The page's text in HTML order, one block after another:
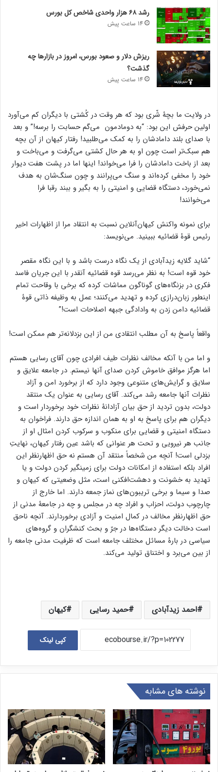
رشد ۶۸ هزار واحدی شاخص کل بورس
14 ساعت پیش
ریزش دلار و صعود بورس، امروز در بازارها چه
گذشت؟
14 ساعت پیش
در ولایت ما بچۀ شّری بود که هر وقت در کُشتی با دیگران کم می‌آورد
اولین حرفش این بود: “به دومادمون می‌گم حسابت را برسه!” و بعد
با صدای بلند دامادشان را به کمک می‌طلبید! رفتار کیهان از آن بچه
هم سبک‌تر است چون او به هر حال کشتی می‌گرفت و می‌باخت و
بعد از باخت دامادشان را فرا می‌خواند! اینها اما در پشت هفت دیوار
خود را مخفی کرده‌اند و سنگ می‌پرانند و چون سنگ‌شان به هدف
نمی‌خورد، دستگاه قضایی و امنیتی را به بگیر و ببند رقبا فرا
می‌خوانند!
برای نمونه واکنش کیهان‌آنلاین نسبت به انتقاد مرا از اظهارات اخیر
رئیس قوۀ قضائیه ببینید. می‌نویسد:
“شاید گلایه زیدآبادی از یک نگاه درست باشد و با این نگاه مقصر
خود قوه است! به نظر می‌رسد قوه قضائیه آنقدر با این جریان فاسد
فکری در بزنگاه‌های گوناگون مماشات کرده که برخی با وقاحت تمام
اینطور زبان‌درازی کرده و تهدید می‌کنند؛ عمل به وظیفه ذاتی قوۀ
قضائیه دامن زدن به وادادگی جبهه اصلاحات است!”
واقعاً پاسخ به آن مطلب انتقادی من از این بزدلانه‌تر هم ممکن است!
و اما من با آنکه مخالف نظرات طیف افرادی چون آقای رسایی هستم
اما هرگز موافق خاموش کردن صدای آنها نیستم. در جامعه علایق و
سلایق و گرایش‌های متنوعی وجود دارد که از برخورد امن و آزاد
نظرات آنها جامعه رشد می‌کند. آقای رسایی به عنوان یک منتقد
دولت، بدون تردید از حق بیان آزادانۀ نظرات خود برخوردار است و
دیگران هم برای پاسخ به او به همان اندازه حق دارند. فراخوان به
دستگاه امنیتی و قضایی برای منکوب و سرکوب کردن امثال او از
جانب هر نیرویی و تحت هر عنوانی که باشد عین رفتار کیهان، نهایتِ
بزدلی است! آنچه من شخصاً منتقد آن هستم نه حق اظهارنظر این
افراد بلکه استفاده از امکانات دولت برای زمینگیر کردن دولت و یا
تهدید به خشونت و دهشت‌افکنی است، مثل وضعیتی که کیهان و
صدا و سیما و برخی تریبون‌های نماز جمعه دارند. اما خارج از
چارچوب دولت، احزاب و افراد چه در مجلس و چه در جامعۀ مدنی از
حق اظهارنظر مخالف در کمال امنیت و آزادی برخوردارند. آنچه ناحق
است دخالت دیگر دستگاه‌ها در جرّ و بحث کنشگران و گروه‌های
سیاسی در بارۀ مسائل مختلف جامعه است که ظرفیت مدنی جامعه را
از بین می‌برد و اختناق تولید می‌کند.
احمد زیدآبادی حمید رسایی کیهان
کپی لینک
نوشته های مشابه